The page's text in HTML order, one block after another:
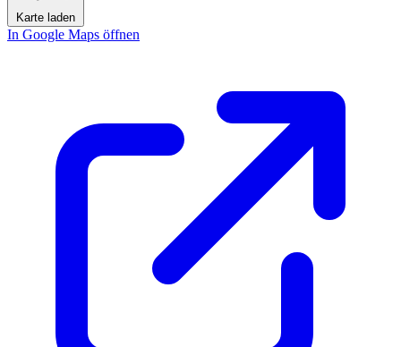
Karte laden
In Google Maps öffnen